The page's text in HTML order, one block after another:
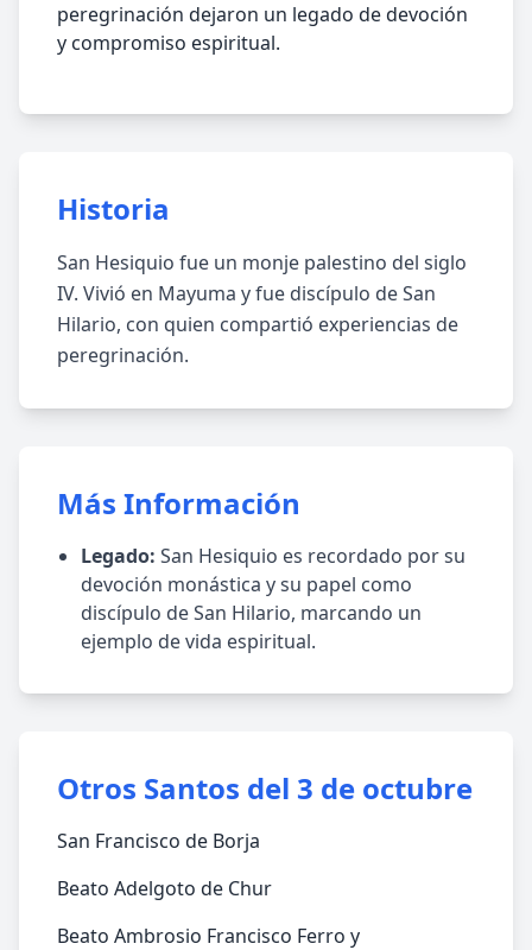
peregrinación dejaron un legado de devoción
y compromiso espiritual.
Historia
San Hesiquio fue un monje palestino del siglo
IV. Vivió en Mayuma y fue discípulo de San
Hilario, con quien compartió experiencias de
peregrinación.
Más Información
Legado: San Hesiquio es recordado por su
devoción monástica y su papel como
discípulo de San Hilario, marcando un
ejemplo de vida espiritual.
Otros Santos del 3 de octubre
San Francisco de Borja
Beato Adelgoto de Chur
Beato Ambrosio Francisco Ferro y